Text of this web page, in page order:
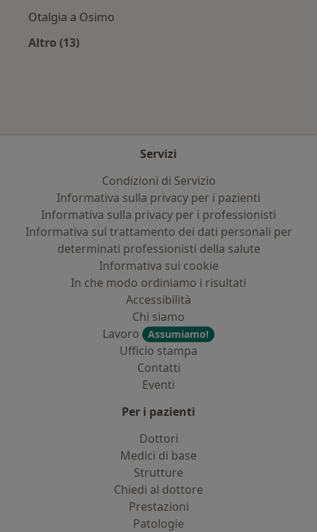
Otalgia a Osimo
Altro (13)
Servizi
Condizioni di Servizio
Informativa sulla privacy per i pazienti
Informativa sulla privacy per i professionisti
Informativa sul trattamento dei dati personali per
determinati professionisti della salute
Informativa sui cookie
In che modo ordiniamo i risultati
Accessibilità
Chi siamo
Lavoro
Assumiamo!
Ufficio stampa
Contatti
Eventi
Per i pazienti
Dottori
Medici di base
Strutture
Chiedi al dottore
Prestazioni
Patologie